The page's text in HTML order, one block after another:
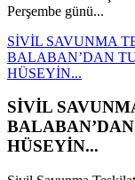
Perşembe günü...
SİVİL SAVUNMA
BALABAN’DAN
HÜSEYİN...
SİVİL
HÜSEYİN...